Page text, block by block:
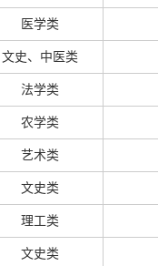
医学类
文史、中医类
法学类
农学类
艺术类
文史类
理工类
文史类